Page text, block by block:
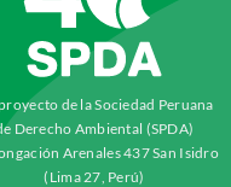
de la Sociedad Peruana
Derecho Ambiental (SPDA)
Arenales 437 San Isidro
(Lima 27, Perú)